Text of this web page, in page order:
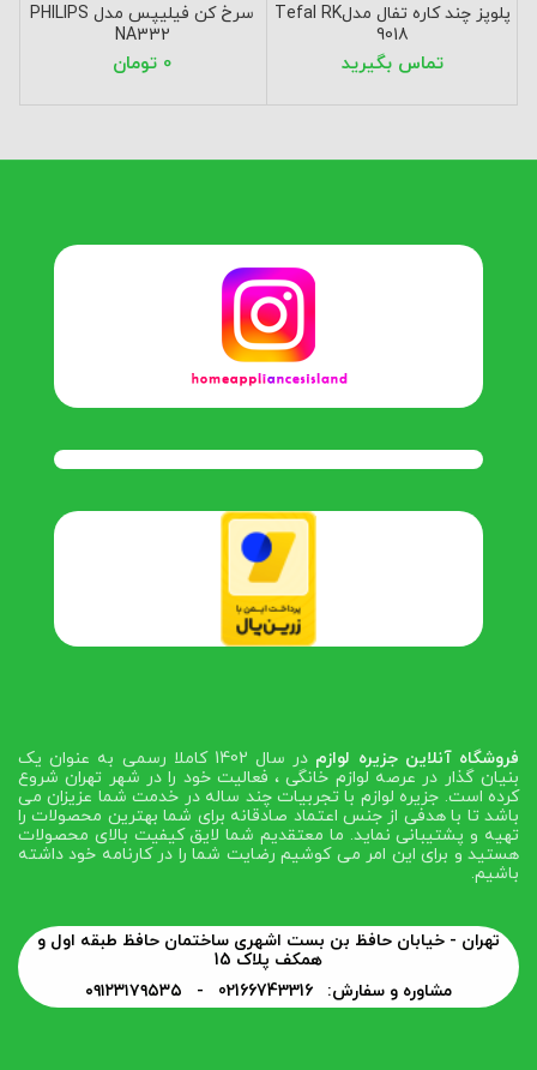
پلوپز چند کاره تفال مدلTefal RK
9018
سرخ کن فیلیپس مدل PHILIPS
NA332
تومان
فروشگاه آنلاین جزیره لوازم
در سال 1402 کاملا رسمی به عنوان یک
بنیان گذار در عرصه لوازم خانگی ، فعالیت خود را در شهر تهران شروع
کرده است. جزیره لوازم با تجربیات چند ساله در خدمت شما عزیزان می
باشد تا با هدفی از جنس اعتماد صادقانه برای شما بهترین محصولات را
تهیه و پشتیبانی نماید. ما معتقدیم شما لایق کیفیت بالای محصولات
هستید و برای این امر می کوشیم رضایت شما را در کارنامه خود داشته
باشیم.
تهران - خیابان حافظ بن بست اشهری ساختمان حافظ طبقه اول و
همکف پلاک 15
مشاوره و سفارش: 02166743316 -
۰۹۱۲۳۱۷۹۵۳۵